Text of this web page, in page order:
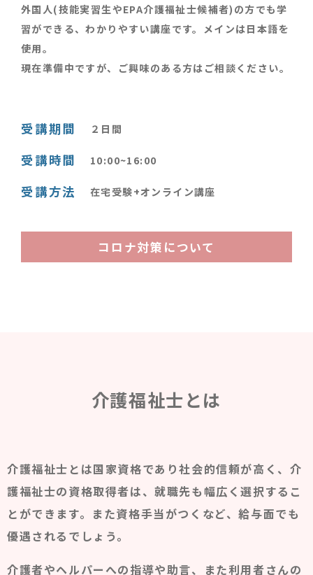
外国人(技能実習生やEPA介護福祉士候補者)の方でも学
習ができる、わかりやすい講座です。メインは日本語を
使用。
現在準備中ですが、ご興味のある方はご相談ください。
受講期間 ２日間
受講時間 10:00~16:00
受講方法 在宅受験+オンライン講座
コロナ対策について
介護福祉士とは
介護福祉士とは国家資格であり社会的信頼が高く、介
護福祉士の資格取得者は、就職先も幅広く選択するこ
とができます。また資格手当がつくなど、給与面でも
優遇されるでしょう。
介護者やヘルパーへの指導や助言、また利用者さんの